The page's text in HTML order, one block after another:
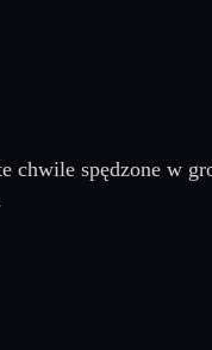
chwile spędzone w